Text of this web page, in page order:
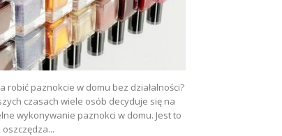
robić paznokcie w domu bez działalności?
czasach wiele osób decyduje się na
wykonywanie paznokci w domu. Jest to